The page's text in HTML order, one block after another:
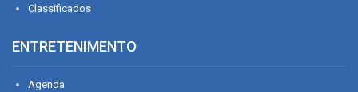
Classificados
ENTRETENIMENTO
Agenda